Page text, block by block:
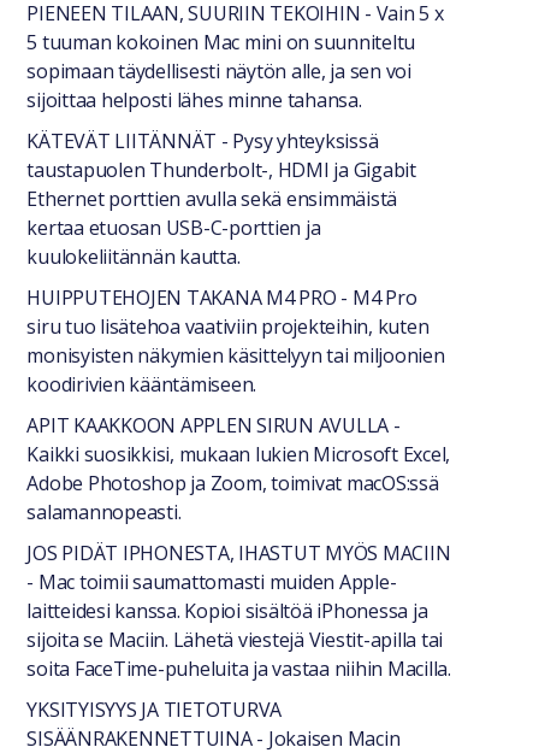
PIENEEN TILAAN, SUURIIN TEKOIHIN - Vain 5 x
5 tuuman kokoinen Mac mini on suunniteltu
sopimaan täydellisesti näytön alle, ja sen voi
sijoittaa helposti lähes minne tahansa.
KÄTEVÄT LIITÄNNÄT - Pysy yhteyksissä
taustapuolen Thunderbolt-, HDMI ja Gigabit
Ethernet porttien avulla sekä ensimmäistä
kertaa etuosan USB-C-porttien ja
kuulokeliitännän kautta.
HUIPPUTEHOJEN TAKANA M4 PRO - M4 Pro
siru tuo lisätehoa vaativiin projekteihin, kuten
monisyisten näkymien käsittelyyn tai miljoonien
koodirivien kääntämiseen.
APIT KAAKKOON APPLEN SIRUN AVULLA -
Kaikki suosikkisi, mukaan lukien Microsoft Excel,
Adobe Photoshop ja Zoom, toimivat macOS:ssä
salamannopeasti.
JOS PIDÄT IPHONESTA, IHASTUT MYÖS MACIIN
- Mac toimii saumattomasti muiden Apple-
laitteidesi kanssa. Kopioi sisältöä iPhonessa ja
sijoita se Maciin. Lähetä viestejä Viestit-apilla tai
soita FaceTime-puheluita ja vastaa niihin Macilla.
YKSITYISYYS JA TIETOTURVA
SISÄÄNRAKENNETTUINA - Jokaisen Macin